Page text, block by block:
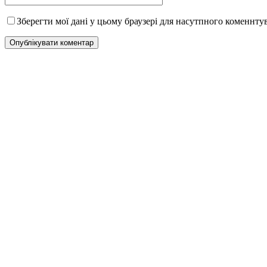
Зберегти мої дані у цьому браузері для насутпного